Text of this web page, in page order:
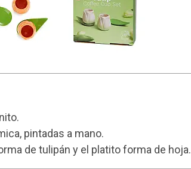
pintadas a mano.
de tulipán y el platito forma de hoja.